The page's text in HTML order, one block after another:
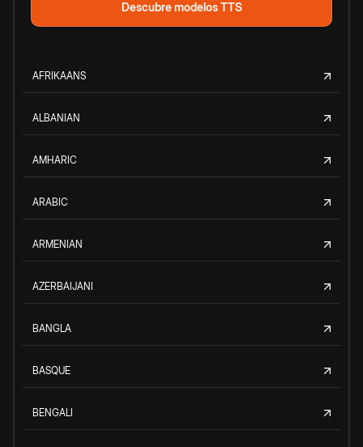
Descubre modelos TTS
AFRIKAANS
ALBANIAN
AMHARIC
ARABIC
ARMENIAN
AZERBAIJANI
BANGLA
BASQUE
BENGALI